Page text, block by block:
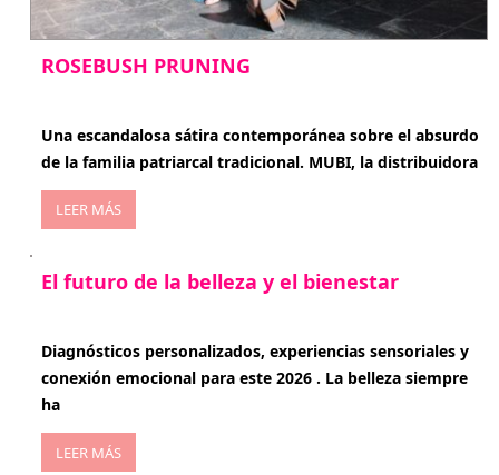
ROSEBUSH PRUNING
Una escandalosa sátira contemporánea sobre el absurdo
de la familia patriarcal tradicional. MUBI, la distribuidora
LEER MÁS
El futuro de la belleza y el bienestar
Diagnósticos personalizados, experiencias sensoriales y
conexión emocional para este 2026 . La belleza siempre
ha
LEER MÁS